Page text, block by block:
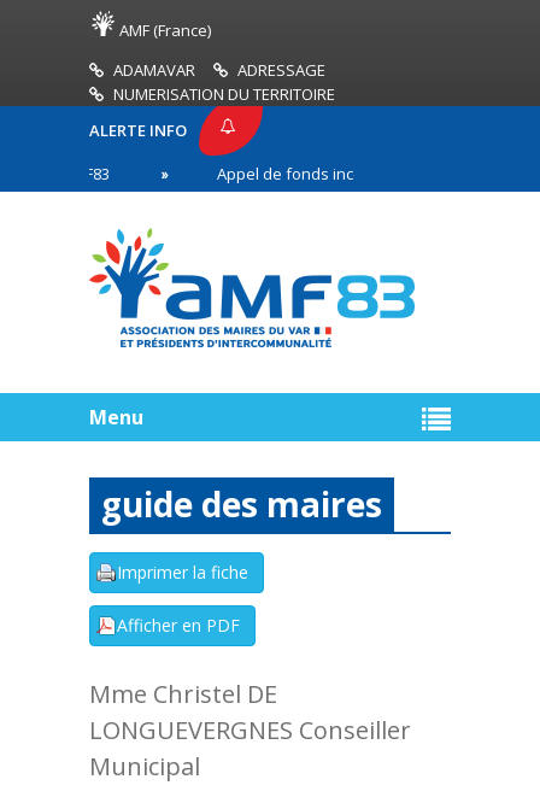
AMF (France)
ADAMAVAR
ADRESSAGE
NUMERISATION DU TERRITOIRE
ALERTE INFO
Appel de fonds incendies de forêt
première ligne
Menu
guide des maires
Mme Christel DE
LONGUEVERGNES Conseiller
Municipal